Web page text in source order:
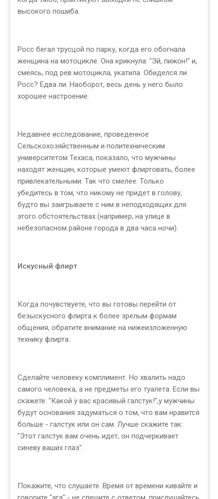
высокого пошиба.
Росс бегал трусцой по парку, когда его обогнала
женщина на мотоцикле. Она крикнула: "Эй, пижон!" и,
смеясь, под рев мотоцикла, укатила. Обиделся ли
Росс? Едва ли. Наоборот, весь день у него было
хорошее настроение.
Недавнее исследование, проведенное
Сельскохозяйственным и политехническим
университетом Техаса, показало, что мужчины
находят женщин, которые умеют флиртовать, более
привлекательными. Так что смелее. Только
убедитесь в том, что никому не придет в голову,
будто вы заигрываете с ним в неподходящих для
этого обстоятельствах (например, на улице в
небезопасном районе города в два часа ночи).
Искусный флирт
Когда почувствуете, что вы готовы перейти от
безыскусного флирта к более зрелым формам
общения, обратите внимание на нижеизложенную
технику флирта.
Сделайте человеку комплимент. Но хвалить надо
самого человека, а не предметы его туалета. Если вы
скажете: "Какой у вас красивый галстук!",у мужчины
будут основания задуматься о том, что вам нравится
больше - галстук или он сам. Лучше скажите так:
"Этот галстук вам очень идет, он подчеркивает
синеву ваших глаз".
Покажите, что слушаете. Время от времени кивайте и